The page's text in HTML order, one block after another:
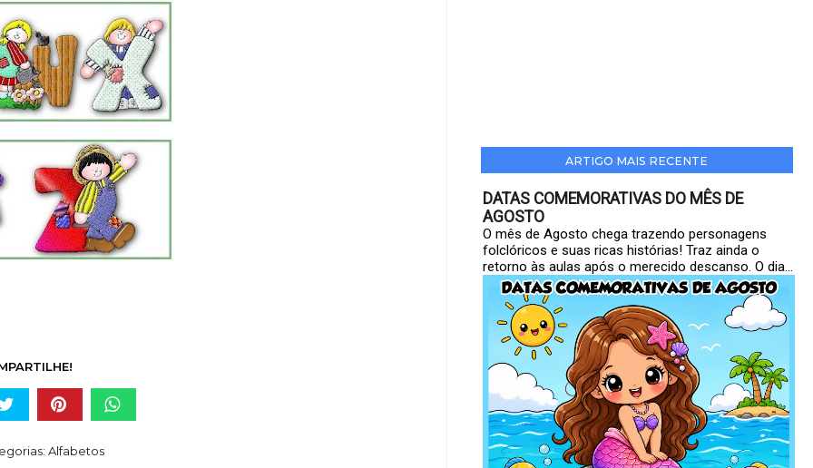
Alfabetos
ARTIGO MAIS RECENTE
DATAS COMEMORATIVAS DO MÊS DE
AGOSTO
O mês de Agosto chega trazendo personagens
folclóricos e suas ricas histórias! Traz ainda o
retorno às aulas após o merecido descanso. O dia...